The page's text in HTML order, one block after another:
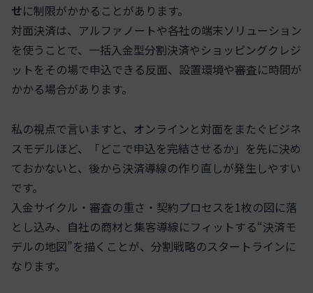
せに制限がかかることがあります。
対面決済は、アルファノートや各社の端末ソリューション
を使うことで、一括入金型分割決済やショッピングクレジ
ットをその場で申込できる反面、設置環境や審査に時間が
かかる場合があります。
私の視点で言いますと、オンラインと対面をまたぐビジネ
スモデルほど、「どこで申込を完結させるか」を先に決め
ておかないと、後から決済導線の作り直しが発生しやすい
です。
入金サイクル・審査の重さ・契約プロセスを1枚の図に落
とし込み、自社の商材と集客導線にフィットする“決済モ
デルの地図”を描くことが、分割戦略のスタートラインに
なります。